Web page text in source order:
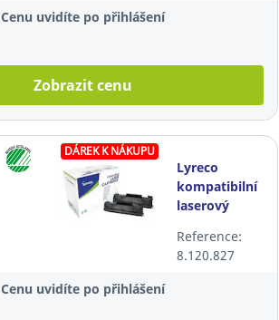
Cenu uvidíte po přihlášení
Zobrazit cenu
DÁREK K NÁKUPU
Lyreco
kompatibilní
laserový
(CE278AD),
černý, 2 ks
Reference:
8.120.827
Cenu uvidíte po přihlášení